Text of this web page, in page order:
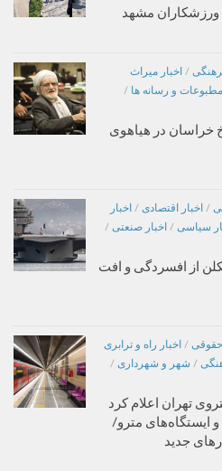
مشهد
/ اخبار میراث
مطبوعات و رسانه ها /
در هیاهوی
/ اخبار اقتصادی / اخبار
سیاسی / اخبار صنعتی /
از افسردگی و افت
حقوقی / اخبار راه و ترابری
/ شهر و شهرداری /
تهران اعلام کرد
ایستگاه‌های مترو/
جدید